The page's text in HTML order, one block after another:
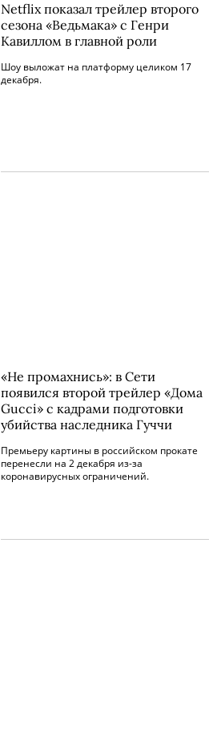
Netflix показал трейлер второго
сезона «Ведьмака» с Генри
Кавиллом в главной роли
Шоу выложат на платформу целиком 17
декабря.
«Не промахнись»: в Сети
появился второй трейлер «Дома
Gucci» с кадрами подготовки
убийства наследника Гуччи
Премьеру картины в российском прокате
перенесли на 2 декабря из-за
коронавирусных ограничений.